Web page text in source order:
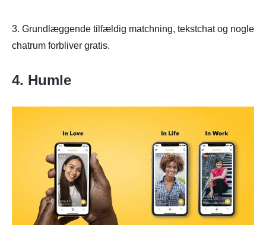
3. Grundlæggende tilfældig matchning, tekstchat og nogle
chatrum forbliver gratis.
4. Humle